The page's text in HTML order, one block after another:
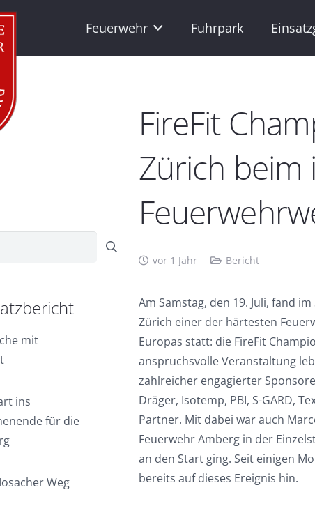
Feuerwehr Fuhrpark
FireFit
Zürich beim
vor 1 Jahr Bericht
Am Samstag, den 19. Juli, fand
Zürich einer der härtesten
Europas statt: die FireFit
anspruchsvolle Veranstaltung
zahlreicher engagierter
Dräger, Isotemp, PBI, S-GARD,
Partner. Mit dabei war auch
Feuerwehr Amberg in der
an den Start ging. Seit einigen
bereits auf dieses Ereignis hin.
mit
ins
für die
Weg